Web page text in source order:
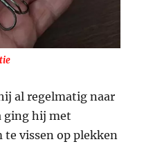
al regelmatig naar
ging hij met
te vissen op plekken